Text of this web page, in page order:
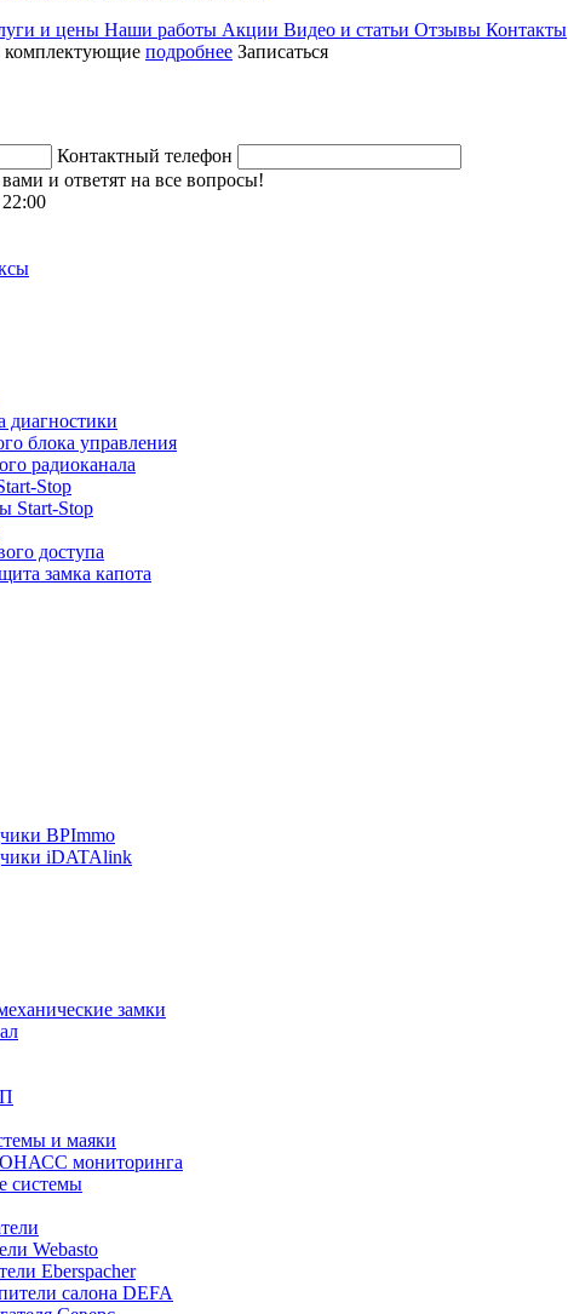
и цены Наши работы Акции Видео и статьи Отзывы Контакты
комплектующие подробнее Записаться
Контактный телефон
и ответят на все вопросы!
диагностики
блока управления
радиоканала
Stop
Start-Stop
доступа
замка капота
BPImmo
iDATAlink
замки
и маяки
мониторинга
системы
Webasto
Eberspacher
салона DEFA